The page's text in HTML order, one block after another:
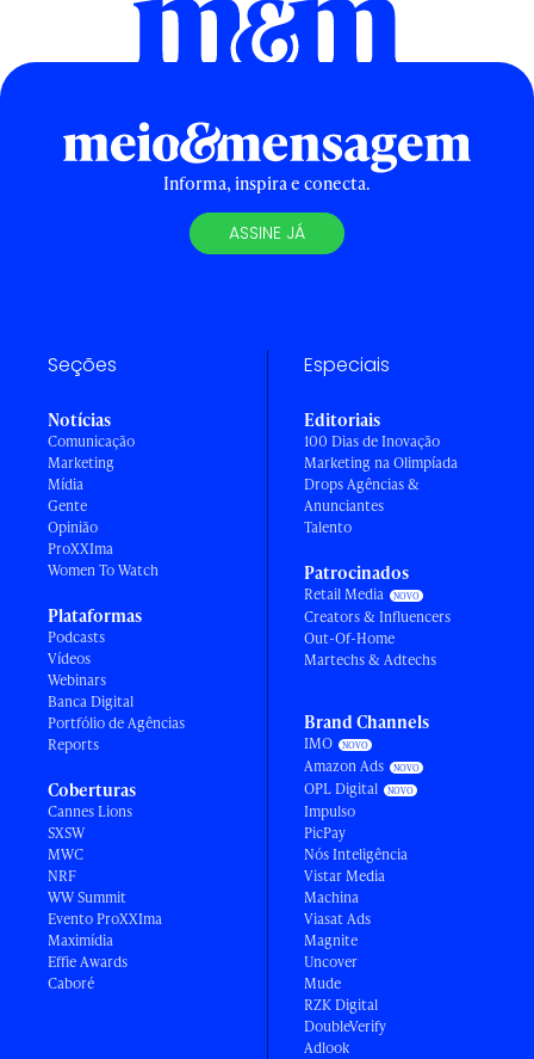
Informa, inspira e conecta.
ASSINE JÁ
Seções
Notícias
Comunicação
Marketing
Mídia
Gente
Opinião
ProXXIma
Women To Watch
Plataformas
Podcasts
Vídeos
Webinars
Banca Digital
Portfólio de Agências
Reports
Coberturas
Cannes Lions
SXSW
MWC
NRF
WW Summit
Evento ProXXIma
Maximídia
Effie Awards
Caboré
Especiais
Editoriais
100 Dias de Inovação
Marketing na Olimpíada
Drops Agências &
Anunciantes
Talento
Patrocinados
Retail Media
Creators & Influencers
Out-Of-Home
Martechs & Adtechs
Brand Channels
IMO
Amazon Ads
OPL Digital
Impulso
PicPay
Nós Inteligência
Vistar Media
Machina
Viasat Ads
Magnite
Uncover
Mude
RZK Digital
DoubleVerify
Adlook